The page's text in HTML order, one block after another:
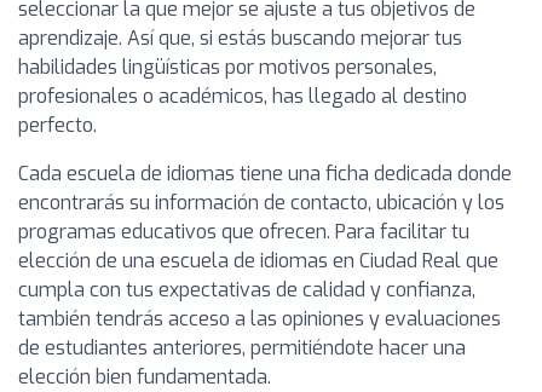
seleccionar la que mejor se ajuste a tus objetivos de
aprendizaje. Así que, si estás buscando mejorar tus
habilidades lingüísticas por motivos personales,
profesionales o académicos, has llegado al destino
perfecto.
Cada escuela de idiomas tiene una ficha dedicada donde
encontrarás su información de contacto, ubicación y los
programas educativos que ofrecen. Para facilitar tu
elección de una escuela de idiomas en Ciudad Real que
cumpla con tus expectativas de calidad y confianza,
también tendrás acceso a las opiniones y evaluaciones
de estudiantes anteriores, permitiéndote hacer una
elección bien fundamentada.